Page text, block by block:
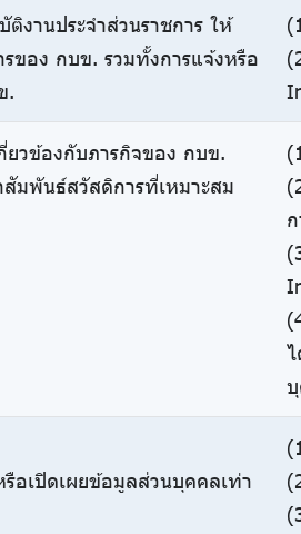
งานประจำส่วนราชการ ให้
ของ กบข. รวมทั้งการแจ้งหรือ
.
ยวข้องกับภารกิจของ กบข.
สัมพันธ์สวัสดิการที่เหมาะสม
อเปิดเผยข้อมูลส่วนบุคคลเท่า